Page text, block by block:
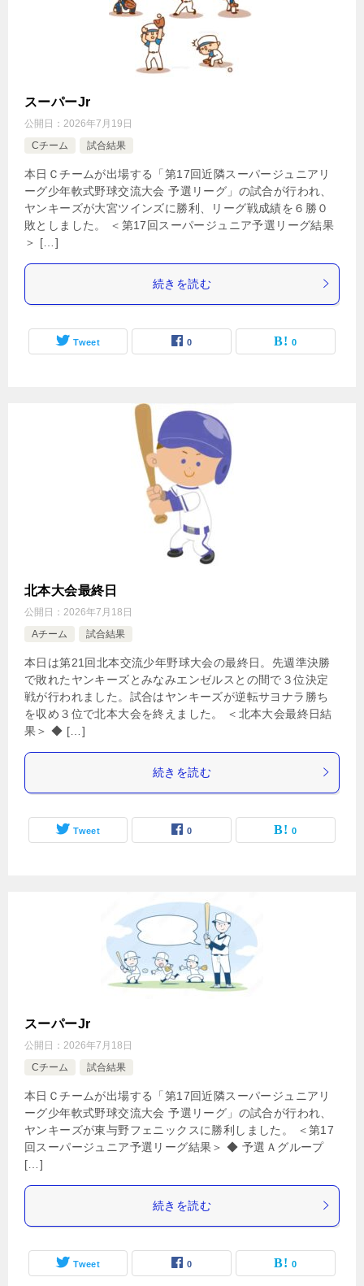
スーパーJr
公開日： 2026年7月19日
Cチーム
試合結果
本日Ｃチームが出場する「第17回近隣スーパージュニアリ
ーグ少年軟式野球交流大会 予選リーグ」の試合が行われ、
ヤンキーズが大宮ツインズに勝利、リーグ戦成績を６勝０
敗としました。 ＜第17回スーパージュニア予選リーグ結果
＞ […]
続きを読む
Tweet 0 0
北本大会最終日
公開日： 2026年7月18日
Aチーム
試合結果
本日は第21回北本交流少年野球大会の最終日。先週準決勝
で敗れたヤンキーズとみなみエンゼルスとの間で３位決定
戦が行われました。試合はヤンキーズが逆転サヨナラ勝ち
を収め３位で北本大会を終えました。 ＜北本大会最終日結
果＞ ◆ […]
続きを読む
Tweet 0 0
スーパーJr
公開日： 2026年7月18日
Cチーム
試合結果
本日Ｃチームが出場する「第17回近隣スーパージュニアリ
ーグ少年軟式野球交流大会 予選リーグ」の試合が行われ、
ヤンキーズが東与野フェニックスに勝利しました。 ＜第17
回スーパージュニア予選リーグ結果＞ ◆ 予選Ａグループ
[…]
続きを読む
Tweet 0 0